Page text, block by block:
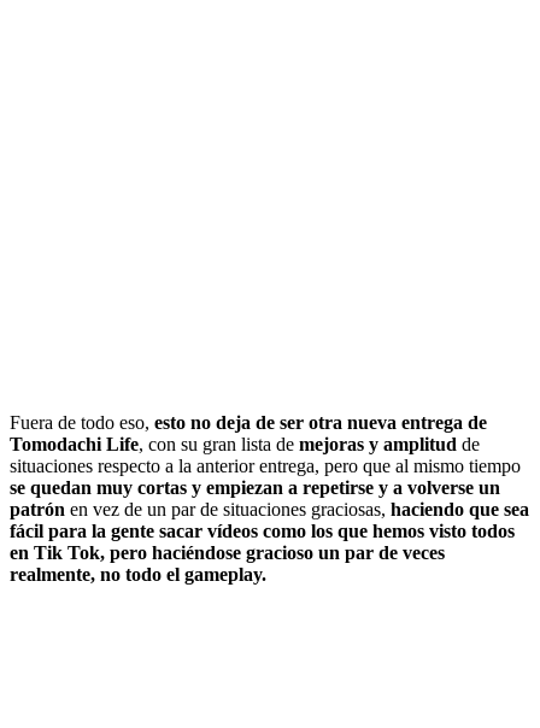
Fuera de todo eso, esto no deja de ser otra nueva entrega de
Tomodachi Life, con su gran lista de mejoras y amplitud de
situaciones respecto a la anterior entrega, pero que al mismo tiempo
se quedan muy cortas y empiezan a repetirse y a volverse un
patrón en vez de un par de situaciones graciosas, haciendo que sea
fácil para la gente sacar vídeos como los que hemos visto todos
en Tik Tok, pero haciéndose gracioso un par de veces
realmente, no todo el gameplay.